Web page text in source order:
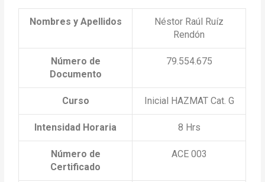
Nombres y Apellidos
Néstor Raúl Ruíz
Rendón
Número de
Documento
79.554.675
Curso Inicial HAZMAT Cat. G
Intensidad Horaria 8 Hrs
Número de
Certificado
ACE 003